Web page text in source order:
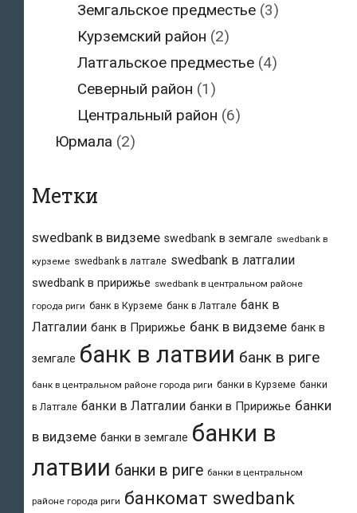
Земгальское предместье (3)
Курземский район (2)
Латгальское предместье (4)
Северный район (1)
Центральный район (6)
Юрмала (2)
Метки
swedbank в видземе swedbank в земгале swedbank в
курземе swedbank в латгале swedbank в латгалии
swedbank в пририжье swedbank в центральном районе
города риги банк в Курземе банк в Латгале банк в
Латгалии банк в Пририжье банк в видземе банк в
земгале банк в латвии банк в риге
банк в центральном районе города риги банки в Курземе банки
в Латгале банки в Латгалии банки в Пририжье банки
в видземе банки в земгале банки в
латвии банки в риге банки в центральном
районе города риги банкомат swedbank